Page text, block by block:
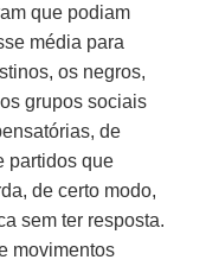
que podiam
média para
os negros,
grupos sociais
de
partidos que
de certo modo,
sem ter resposta.
movimentos